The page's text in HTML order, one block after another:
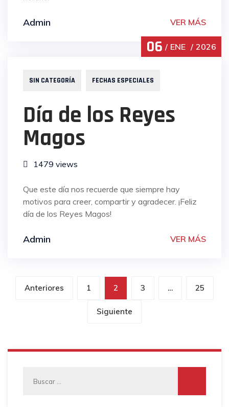
Admin VER MÁS
SIN CATEGORÍA FECHAS ESPECIALES
06 ENE 2026
Día de los Reyes
Magos
1479 views
Que este día nos recuerde que siempre hay
motivos para creer, compartir y agradecer. ¡Feliz
día de los Reyes Magos!
Admin VER MÁS
Paginación
Anteriores 1 2 3 … 25
Siguiente